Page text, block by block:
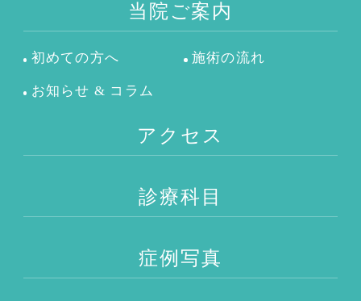
当院ご案内
初めての方へ 施術の流れ
お知らせ & コラム
アクセス
診療科目
症例写真